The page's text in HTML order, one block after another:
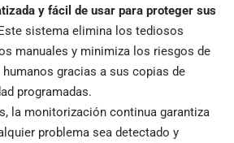
y fácil de usar para proteger sus
sistema elimina los tediosos
manuales y minimiza los riesgos de
humanos gracias a sus copias de
programadas.
la monitorización continua garantiza
problema sea detectado y